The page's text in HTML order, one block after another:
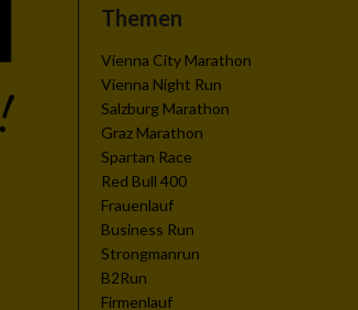
Themen
Vienna City Marathon
Vienna Night Run
Salzburg Marathon
Graz Marathon
Spartan Race
Red Bull 400
Frauenlauf
Business Run
Strongmanrun
B2Run
Firmenlauf